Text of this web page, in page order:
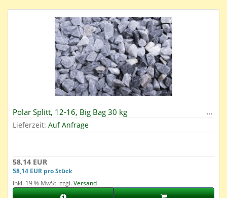
Polar Splitt, 12-16, Big Bag 30 kg
Lieferzeit: Auf Anfrage
58,14 EUR
58,14 EUR pro Stück
inkl. 19 % MwSt. zzgl.Versand